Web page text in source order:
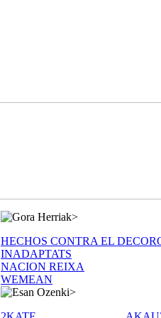
>
HECHOS CONTRA EL
INADAPTATS
NACION REIXA
WEMEAN
>